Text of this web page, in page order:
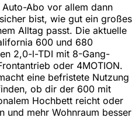
Abo vor allem dann
bist, wie gut ein großes
Alltag passt. Die aktuelle
600 und 680
2,0-l-TDI mit 8-Gang-
oder 4MOTION.
eine befristete Nutzung
ob dir der 600 mit
Hochbett reicht oder
und mehr Wohnraum besser